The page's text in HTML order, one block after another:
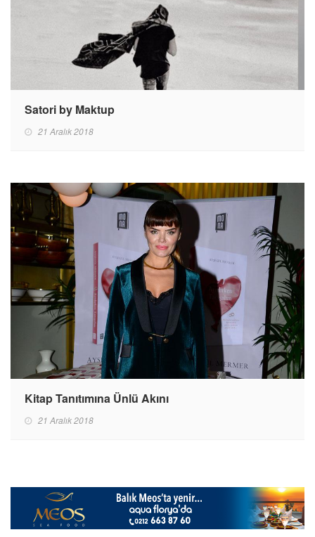
Satori by Maktup
21 Aralık 2018
Kitap Tanıtımına Ünlü Akını
21 Aralık 2018